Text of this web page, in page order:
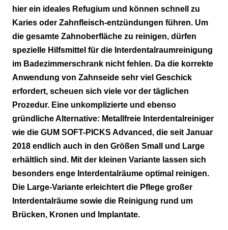
hier ein ideales Refugium und können schnell zu
Karies oder Zahnfleisch-entzündungen führen. Um
die gesamte Zahnoberfläche zu reinigen, dürfen
spezielle Hilfsmittel für die Interdentalraumreinigung
im Badezimmerschrank nicht fehlen. Da die korrekte
Anwendung von Zahnseide sehr viel Geschick
erfordert, scheuen sich viele vor der täglichen
Prozedur. Eine unkomplizierte und ebenso
gründliche Alternative: Metallfreie Interdentalreiniger
wie die GUM SOFT-PICKS Advanced, die seit Januar
2018 endlich auch in den Größen Small und Large
erhältlich sind. Mit der kleinen Variante lassen sich
besonders enge Interdentalräume optimal reinigen.
Die Large-Variante erleichtert die Pflege großer
Interdentalräume sowie die Reinigung rund um
Brücken, Kronen und Implantate.